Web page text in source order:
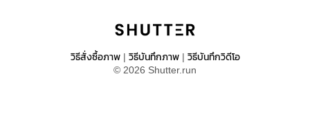
วิธีสั่งซื้อภาพ| วิธีบันทึกภาพ| วิธีบันทึกวิดีโอ
© 2026 Shutter.run